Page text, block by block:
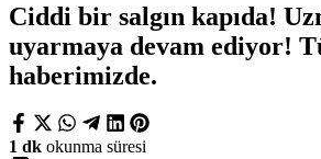
Ciddi bir salgın kapıda!
uyarmaya devam ediyor!
haberimizde.
1 dk okunma süresi